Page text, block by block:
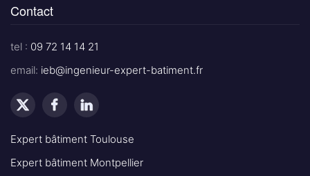
Contact
tel : 09 72 14 14 21
email: ieb@ingenieur-expert-batiment.fr
Expert bâtiment Toulouse
Expert bâtiment Montpellier